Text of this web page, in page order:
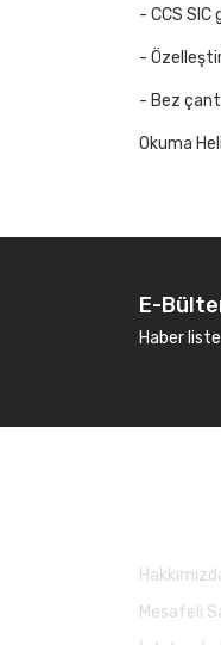
- CCS
-
- Bez
Okuma
E-
Haber
Mesafeli